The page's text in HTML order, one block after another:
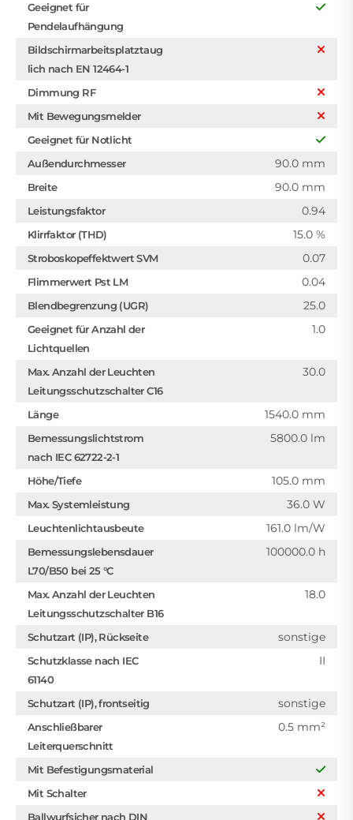
Geeignet für
Pendelaufhängung
Bildschirmarbeitsplatztaug
lich nach EN 12464-1
Dimmung RF
Mit Bewegungsmelder
Geeignet für Notlicht
Außendurchmesser
90.0 mm
Breite 90.0 mm
Leistungsfaktor 0.94
Klirrfaktor (THD) 15.0 %
Stroboskopeffektwert SVM 0.07
Flimmerwert Pst LM 0.04
Blendbegrenzung (UGR) 25.0
Geeignet für Anzahl der
Lichtquellen
1.0
Max. Anzahl der Leuchten
Leitungsschutzschalter C16
30.0
Länge 1540.0 mm
Bemessungslichtstrom
nach IEC 62722-2-1
5800.0 lm
Höhe/Tiefe 105.0 mm
Max. Systemleistung 36.0 W
Leuchtenlichtausbeute 161.0 lm/W
Bemessungslebensdauer
L70/B50 bei 25 °C
100000.0 h
Max. Anzahl der Leuchten
Leitungsschutzschalter B16
18.0
Schutzart (IP), Rückseite sonstige
Schutzklasse nach IEC
61140
II
Schutzart (IP), frontseitig sonstige
Anschließbarer
Leiterquerschnitt
0.5 mm²
Mit Befestigungsmaterial
Mit Schalter
Ballwurfsicher nach DIN